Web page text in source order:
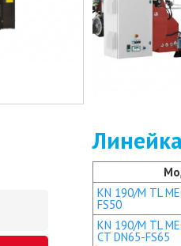
KN 190/M TL
FS50
KN 190/M TL
CT DN65-FS65